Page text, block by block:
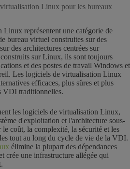
Linux pour les bureaux
représentent une catégorie de
bureau virtuel construites sur des
des architectures centrées sur
sur Linux, ils sont toujours
et des postes de travail Windows et
Les logiciels de virtualisation Linux
efficaces, plus sûres et plus
VDI traditionnelles.
les logiciels de virtualisation Linux,
d'exploitation et l'architecture sous-
le coût, la complexité, la sécurité et les
tout au long du cycle de vie de la VDI.
élimine la plupart des dépendances
crée une infrastructure allégée qui